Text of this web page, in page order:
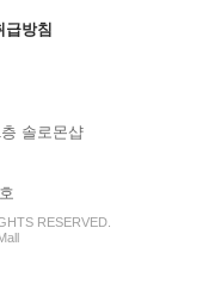
급방침
솔로몬샵
RESERVED.